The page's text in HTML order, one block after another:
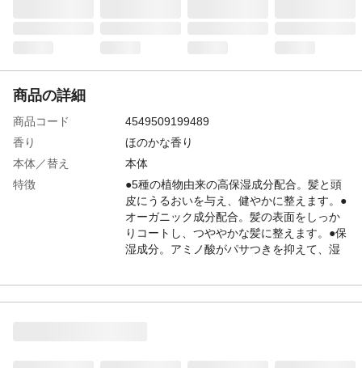
商品の詳細
商品コード
4549509199489
香り
ほのかな香り
本体／替え
本体
特徴
●5種の植物由来の高保湿成分配合。髪と頭
皮にうるおいを与え、健やかに整えます。●
オーガニック成分配合。髪の表面をしっか
りコートし、つややかな髪に整えます。●保
湿成分。アミノ酸がパサつきを抑えて、湿
内容量
600ml